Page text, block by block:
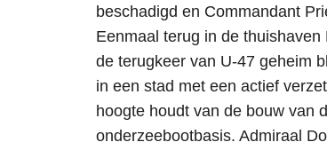
beschadigd en Commandant
Eenmaal terug in de
de terugkeer van U-47 geheim
in een stad met een actief
hoogte houdt van de bouw van
onderzeebootbasis. Admiraal